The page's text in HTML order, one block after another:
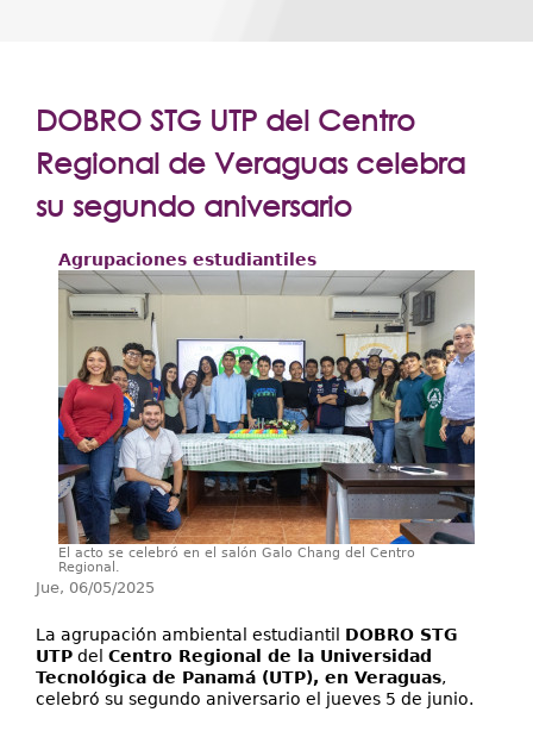
Postgrados
Extensión
Facultades
Servicios
Transparencia
DOBRO STG UTP del Centro
Regional de Veraguas celebra
su segundo aniversario
Agrupaciones estudiantiles
El acto se celebró en el salón Galo Chang del Centro
Regional.
Jue, 06/05/2025
La agrupación ambiental estudiantil DOBRO STG
UTP del Centro Regional de la Universidad
Tecnológica de Panamá (UTP), en Veraguas,
celebró su segundo aniversario el jueves 5 de junio.